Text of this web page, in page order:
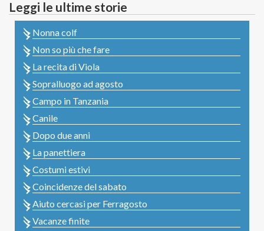
Leggi le ultime storie
Nonna colf
Non so più che fare
La recita di Viola
Sopralluogo ad agosto
Campo in Tanzania
Canile
Dopo due anni
La panettiera
Costumi estivi
Coincidenze del sabato
Aiuto cercasi per Ferragosto
Vacanze finite